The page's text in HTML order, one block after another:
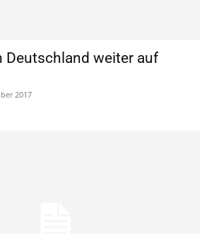
Deutschland weiter auf
2017